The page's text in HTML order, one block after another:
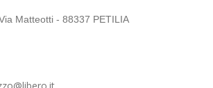
Matteotti - 88337 PETILIA